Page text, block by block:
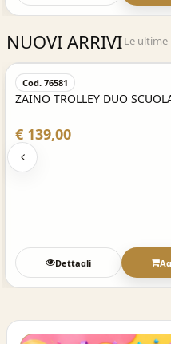
NUOVI ARRIVILe
Cod. 76581
ZAINO TROLLEY DUO
€ 139,00
Dettagli